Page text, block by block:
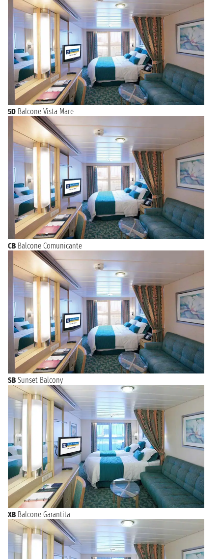
5D Balcone Vista Mare
CB Balcone Comunicante
SB Sunset Balcony
XB Balcone Garantita